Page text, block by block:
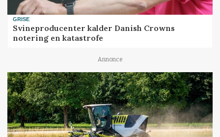
GRISE
Svineproducenter kalder Danish Crowns
notering en katastrofe
Annonce